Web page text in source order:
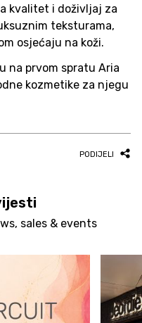
kvalitet i doživljaj za
teksturama,
osjećaju na koži.
na prvom spratu Aria
kozmetike za njegu
PODIJELI
sales & events